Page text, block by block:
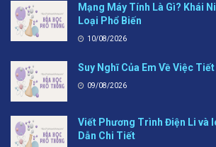
Mạng Máy Tính Là Gì? Khái
Loại Phổ Biến
10/08/2026
Suy Nghĩ Của Em Về Việc
09/08/2026
Viết Phương Trình Điện Li và
Dẫn Chi Tiết